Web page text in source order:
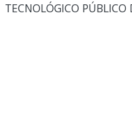
TECNOLÓGICO PÚBLICO